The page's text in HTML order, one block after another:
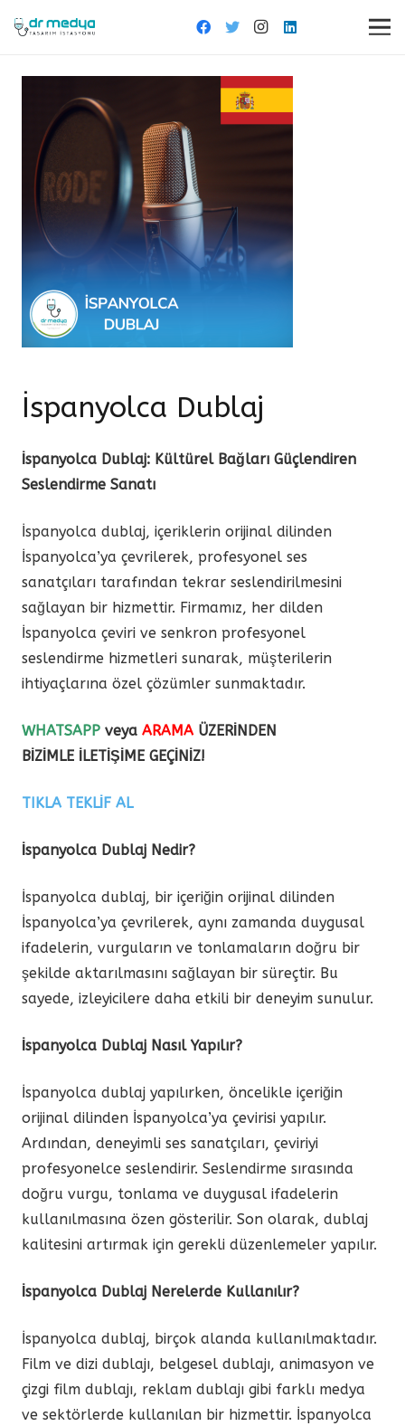
İspanyolca Dublaj
İspanyolca Dublaj: Kültürel Bağları Güçlendiren
Seslendirme Sanatı
İspanyolca dublaj, içeriklerin orijinal dilinden
İspanyolca’ya çevrilerek, profesyonel ses
sanatçıları tarafından tekrar seslendirilmesini
sağlayan bir hizmettir. Firmamız, her dilden
İspanyolca çeviri ve senkron profesyonel
seslendirme hizmetleri sunarak, müşterilerin
ihtiyaçlarına özel çözümler sunmaktadır.
WHATSAPP veya ARAMAÜZERİNDEN
BİZİMLE İLETİŞİME GEÇİNİZ!
TIKLA TEKLİF AL
İspanyolca Dublaj Nedir?
İspanyolca dublaj, bir içeriğin orijinal dilinden
İspanyolca’ya çevrilerek, aynı zamanda duygusal
ifadelerin, vurguların ve tonlamaların doğru bir
şekilde aktarılmasını sağlayan bir süreçtir. Bu
sayede, izleyicilere daha etkili bir deneyim sunulur.
İspanyolca Dublaj Nasıl Yapılır?
İspanyolca dublaj yapılırken, öncelikle içeriğin
orijinal dilinden İspanyolca’ya çevirisi yapılır.
Ardından, deneyimli ses sanatçıları, çeviriyi
profesyonelce seslendirir. Seslendirme sırasında
doğru vurgu, tonlama ve duygusal ifadelerin
kullanılmasına özen gösterilir. Son olarak, dublaj
kalitesini artırmak için gerekli düzenlemeler yapılır.
İspanyolca Dublaj Nerelerde Kullanılır?
İspanyolca dublaj, birçok alanda kullanılmaktadır.
Film ve dizi dublajı, belgesel dublajı, animasyon ve
çizgi film dublajı, reklam dublajı gibi farklı medya
ve sektörlerde kullanılan bir hizmettir. İspanyolca